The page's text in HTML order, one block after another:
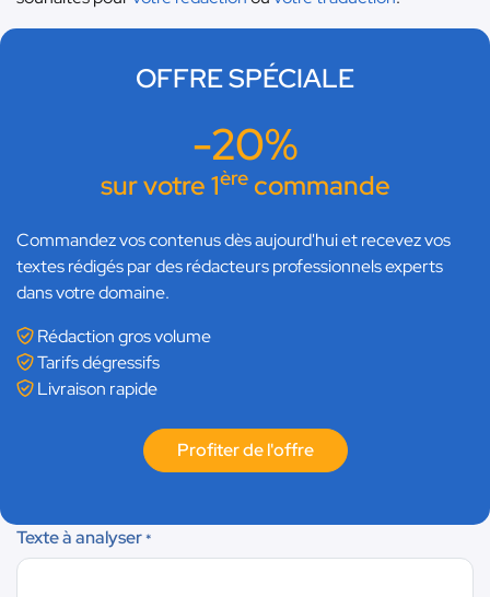
OFFRE SPÉCIALE
-20%
sur votre 1èrecommande
Commandez vos contenus dès aujourd'hui et recevez vos
textes rédigés par des rédacteurs professionnels experts
dans votre domaine.
Rédaction gros volume
Tarifs dégressifs
Livraison rapide
Profiter de l'offre
Texte à analyser*